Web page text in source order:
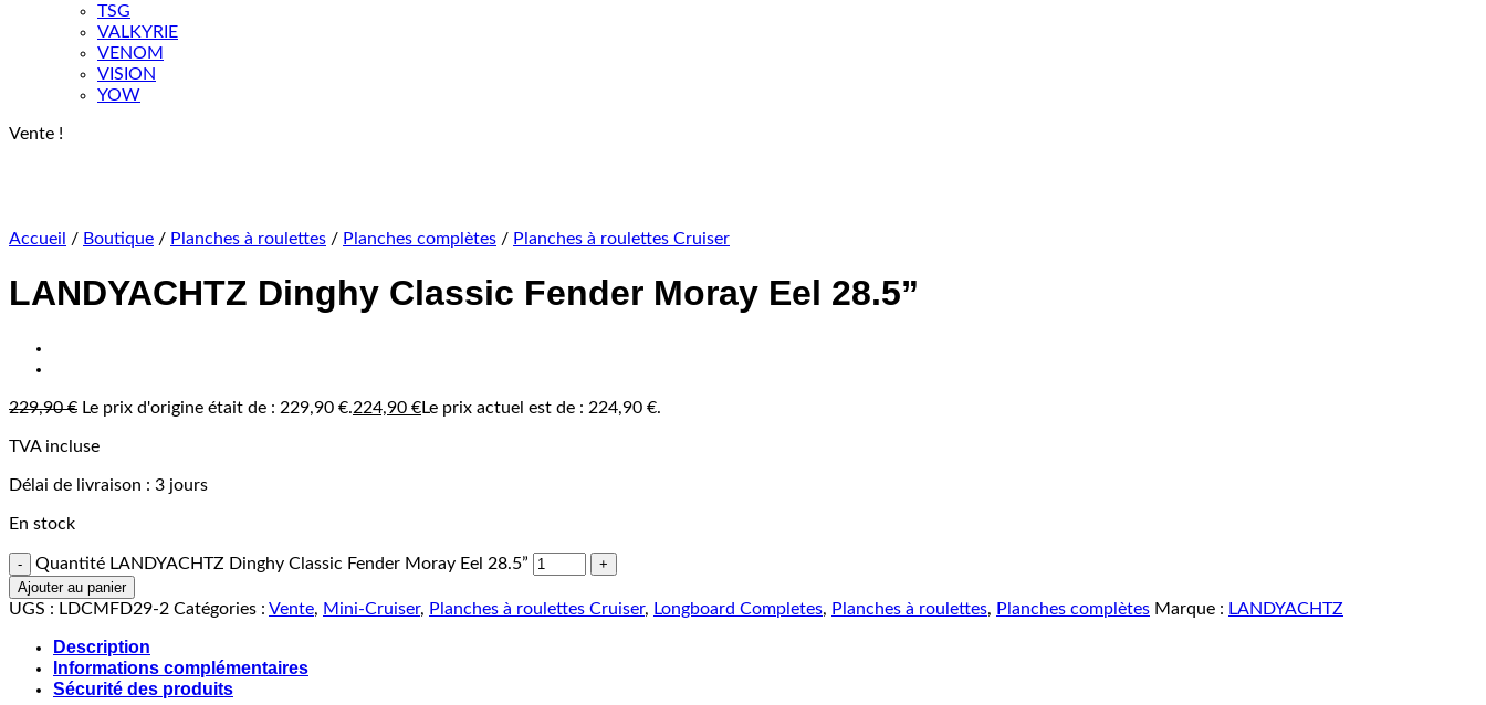
TSG
VALKYRIE
VENOM
VISION
YOW
Vente !
Accueil / Boutique / Planches à roulettes / Planches complètes / Planches à roulettes Cruiser
LANDYACHTZ Dinghy Classic Fender Moray Eel 28.5”
229,90€ Le prix d'origine était de : 229,90 €.224,90 €Le prix actuel est de : 224,90 €.
TVA incluse
Délai de livraison : 3 jours
En stock
Quantité LANDYACHTZ Dinghy Classic Fender Moray Eel 28.5”
Ajouter au panier
UGS : LDCMFD29-2 Catégories : Vente, Mini-Cruiser, Planches à roulettes Cruiser, Longboard Completes, Planches à roulettes, Planches complètes Marque : LANDYACHTZ
Description
Informations complémentaires
Sécurité des produits